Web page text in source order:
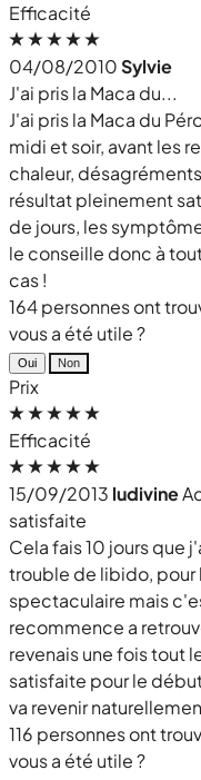
Efficacité
04/08/2010Sylvie
J'ai pris la Maca du...
J'ai pris la Maca du
midi et soir, avant les
chaleur,
résultat pleinement
de jours, les
le conseille donc à
cas !
164 personnes ont
vous a été utile ?
Oui Non
Prix
Efficacité
15/09/2013 ludivine
satisfaite
Cela fais 10 jours que
trouble de libido,
spectaculaire mais
recommence a
revenais une fois tout
satisfaite pour le
va revenir
116 personnes ont
vous a été utile ?